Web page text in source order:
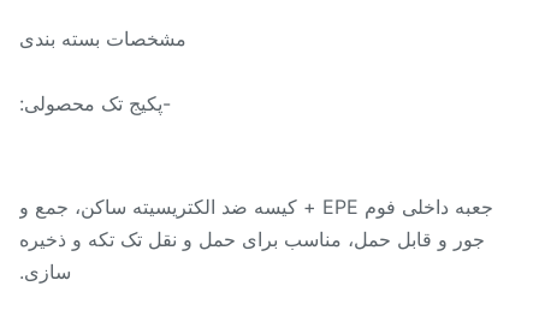
مشخصات بسته بندی
-پکیج تک محصولی:
جعبه داخلی فوم EPE + کیسه ضد الکتریسیته ساکن، جمع و
جور و قابل حمل، مناسب برای حمل و نقل تک تکه و ذخیره
سازی.